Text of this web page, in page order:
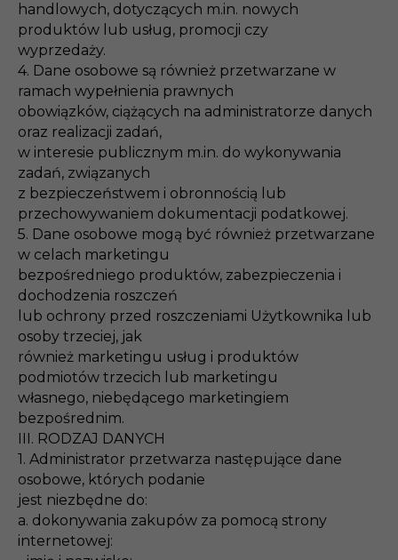
handlowych, dotyczących m.in. nowych
produktów lub usług, promocji czy
wyprzedaży.
4. Dane osobowe są również przetwarzane w
ramach wypełnienia prawnych
obowiązków, ciążących na administratorze danych
oraz realizacji zadań,
w interesie publicznym m.in. do wykonywania
zadań, związanych
z bezpieczeństwem i obronnością lub
przechowywaniem dokumentacji podatkowej.
5. Dane osobowe mogą być również przetwarzane
w celach marketingu
bezpośredniego produktów, zabezpieczenia i
dochodzenia roszczeń
lub ochrony przed roszczeniami Użytkownika lub
osoby trzeciej, jak
również marketingu usług i produktów
podmiotów trzecich lub marketingu
własnego, niebędącego marketingiem
bezpośrednim.
III. RODZAJ DANYCH
1. Administrator przetwarza następujące dane
osobowe, których podanie
jest niezbędne do:
a. dokonywania zakupów za pomocą strony
internetowej: